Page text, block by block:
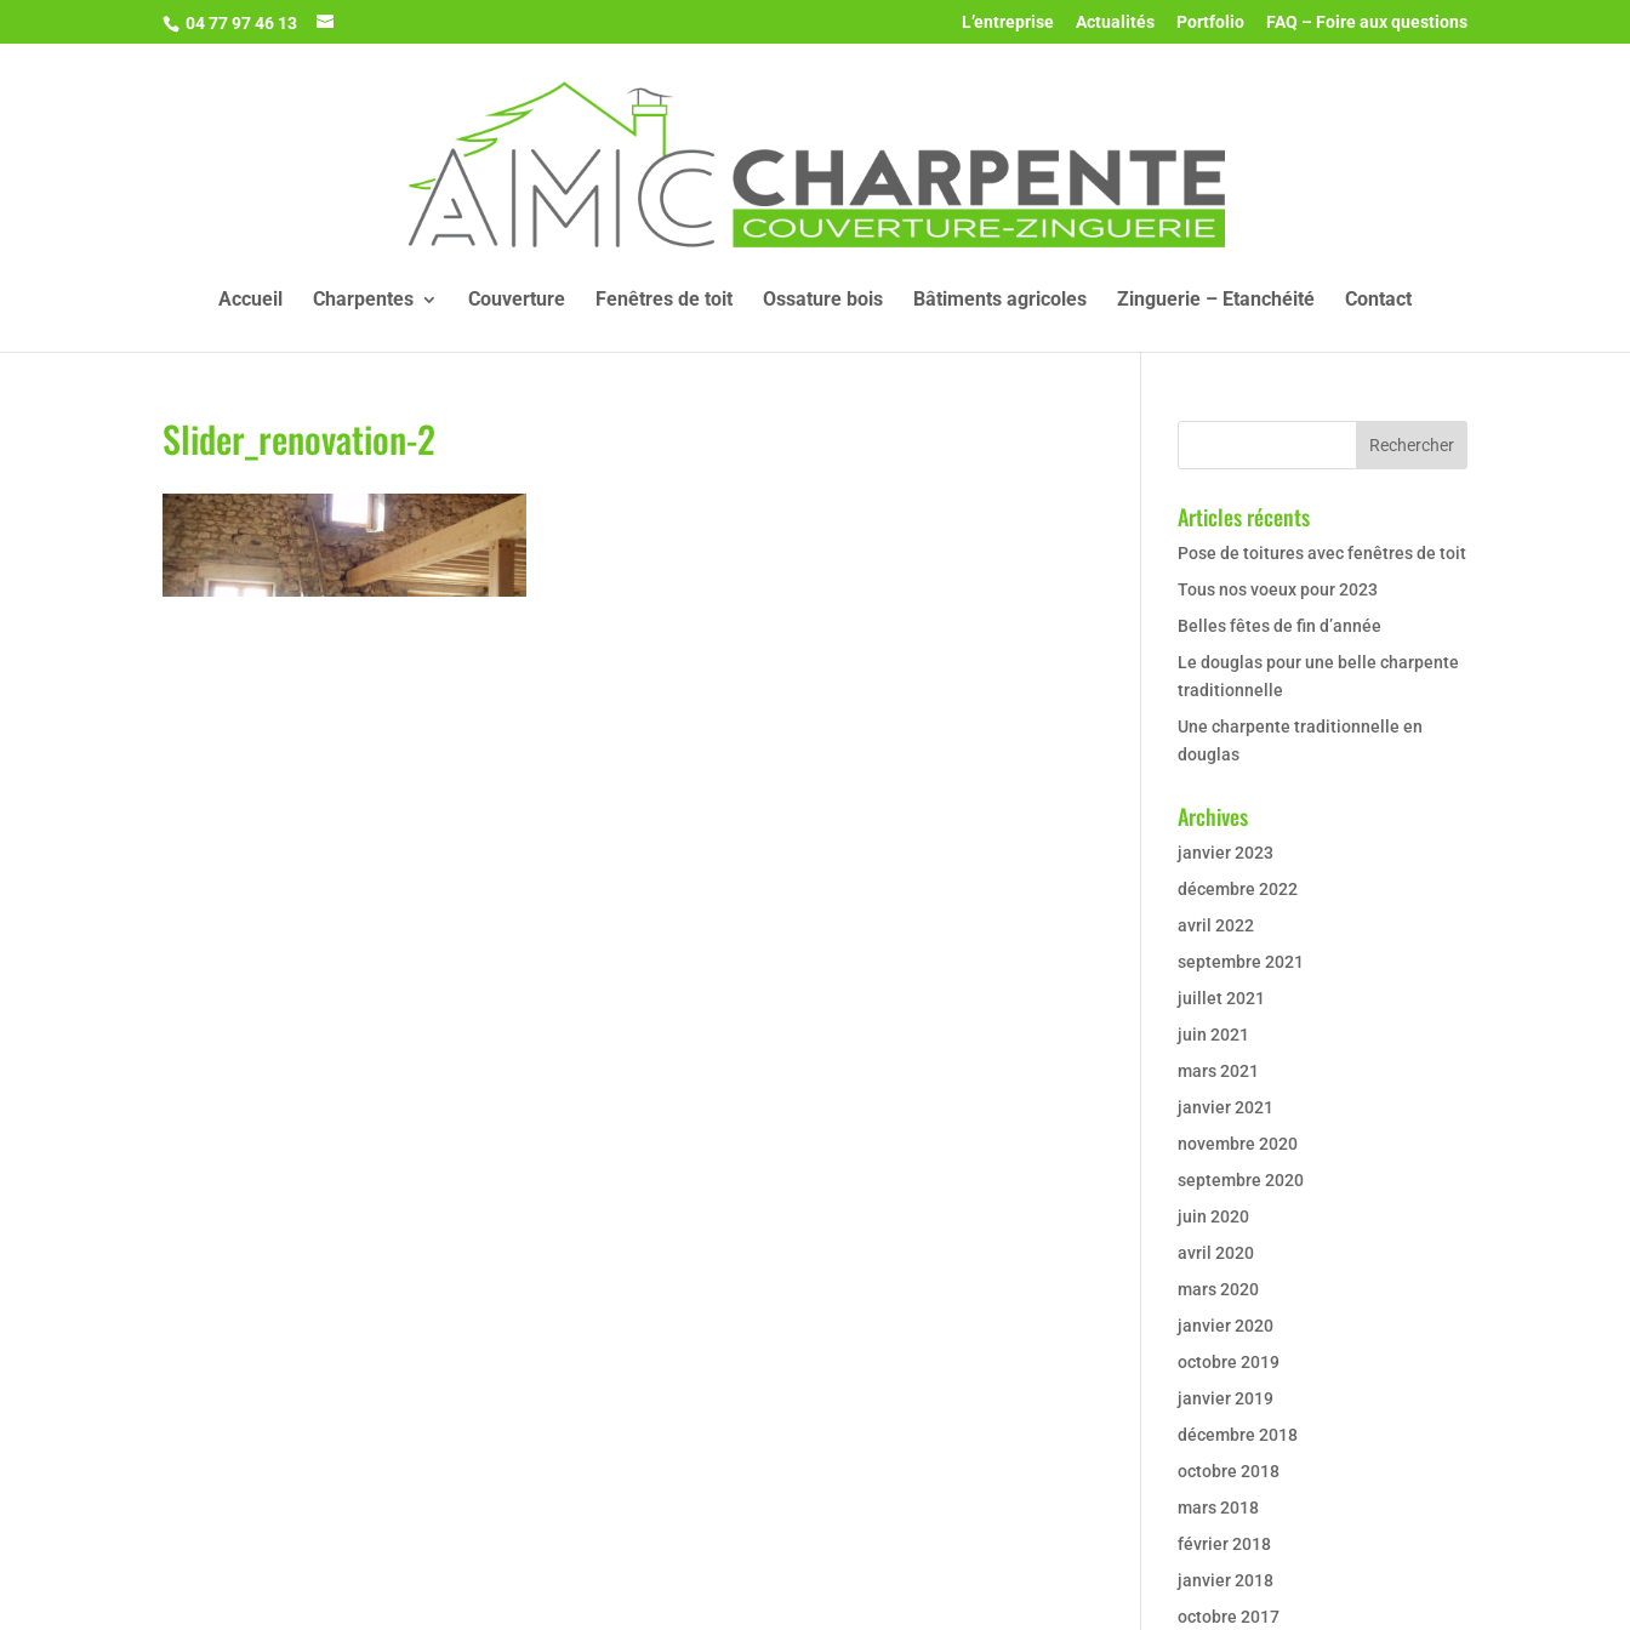
04 77 97 46 13 L’entreprise Actualités Portfolio FAQ – Foire aux questions
Accueil Charpentes Couverture Fenêtres de toit Ossature bois Bâtiments agricoles Zinguerie – Etanchéité Contact
Slider_renovation-2
Articles récents
Pose de toitures avec fenêtres de toit
Tous nos voeux pour 2023
Belles fêtes de fin d’année
Le douglas pour une belle charpente
traditionnelle
Une charpente traditionnelle en
douglas
Archives
janvier 2023
décembre 2022
avril 2022
septembre 2021
juillet 2021
juin 2021
mars 2021
janvier 2021
novembre 2020
septembre 2020
juin 2020
avril 2020
mars 2020
janvier 2020
octobre 2019
janvier 2019
décembre 2018
octobre 2018
mars 2018
février 2018
janvier 2018
octobre 2017